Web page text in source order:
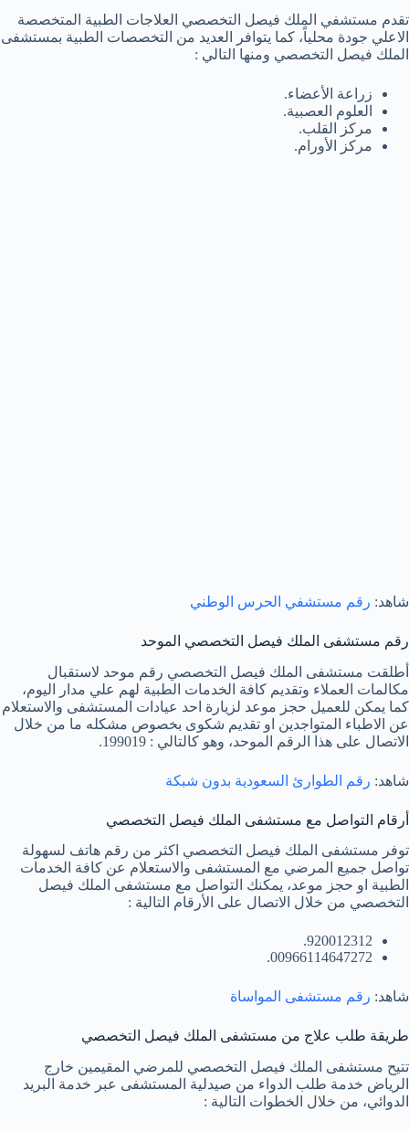
تقدم مستشفي الملك فيصل التخصصي العلاجات الطبية المتخصصة
الاعلي جودة محلياً، كما يتوافر العديد من التخصصات الطبية بمستشفى
الملك فيصل التخصصي ومنها التالي :
زراعة الأعضاء.
العلوم العصبية.
مركز القلب.
مركز الأورام.
شاهد: رقم مستشفي الحرس الوطني
رقم مستشفى الملك فيصل التخصصي الموحد
أطلقت مستشفى الملك فيصل التخصصي رقم موحد لاستقبال
مكالمات العملاء وتقديم كافة الخدمات الطبية لهم علي مدار اليوم،
كما يمكن للعميل حجز موعد لزيارة احد عيادات المستشفى والاستعلام
عن الاطباء المتواجدين او تقديم شكوى بخصوص مشكله ما من خلال
الاتصال على هذا الرقم الموحد، وهو كالتالي : 199019.
شاهد: رقم الطوارئ السعودية بدون شبكة
أرقام التواصل مع مستشفى الملك فيصل التخصصي
توفر مستشفى الملك فيصل التخصصي اكثر من رقم هاتف لسهولة
تواصل جميع المرضي مع المستشفى والاستعلام عن كافة الخدمات
الطبية او حجز موعد، يمكنك التواصل مع مستشفى الملك فيصل
التخصصي من خلال الاتصال على الأرقام التالية :
920012312.
00966114647272.
شاهد: رقم مستشفى المواساة
طريقة طلب علاج من مستشفى الملك فيصل التخصصي
تتيح مستشفى الملك فيصل التخصصي للمرضي المقيمين خارج
الرياض خدمة طلب الدواء من صيدلية المستشفى عبر خدمة البريد
الدوائي، من خلال الخطوات التالية :